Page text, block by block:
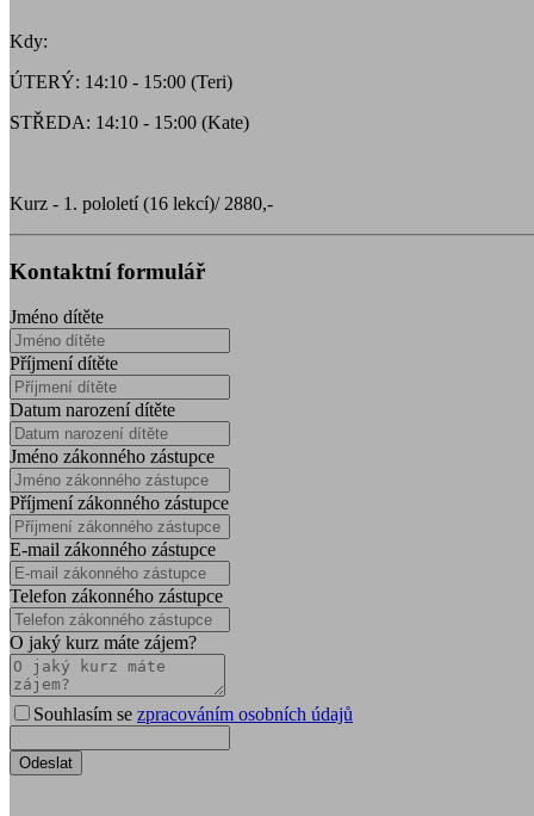
Kdy:
ÚTERÝ: 14:10 - 15:00 (Teri)
STŘEDA: 14:10 - 15:00 (Kate)
Kurz - 1. pololetí (16 lekcí)/ 2880,-
Kontaktní formulář
Jméno dítěte
Příjmení dítěte
Datum narození dítěte
Jméno zákonného zástupce
Příjmení zákonného zástupce
E-mail zákonného zástupce
Telefon zákonného zástupce
O jaký kurz máte zájem?
Souhlasím se zpracováním osobních údajů